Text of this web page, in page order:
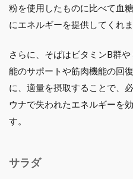
粉を使用したものに比べて血
にエネルギーを提供してくれま
さらに、そばはビタミンB群
能のサポートや筋肉機能の回
に、適量を摂取することで、
ウナで失われたエネルギーを
す。
サラダ